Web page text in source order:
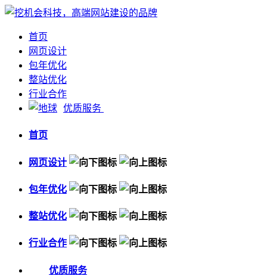
首页
网页设计
包年优化
整站优化
行业合作
优质服务
首页
网页设计
包年优化
整站优化
行业合作
优质服务